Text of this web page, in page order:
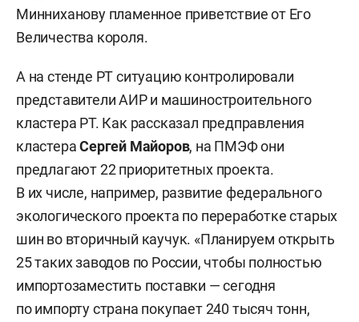
Минниханову пламенное приветствие от Его
Величества короля.
А на стенде РТ ситуацию контролировали
представители АИР и машиностроительного
кластера РТ. Как рассказал предправления
кластераСергей Майоров, на ПМЭФ они
предлагают 22 приоритетных проекта.
В их числе, например, развитие федерального
экологического проекта по переработке старых
шин во вторичный каучук. «Планируем открыть
25 таких заводов по России, чтобы полностью
импортозаместить поставки — сегодня
по импорту страна покупает 240 тысяч тонн,